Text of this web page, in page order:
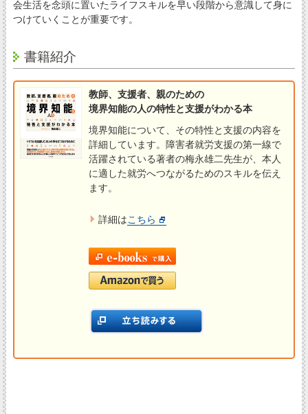
会生活を念頭に置いたライフスキルを早い段階から意識して身に
つけていくことが重要です。
書籍紹介
教師、支援者、親のための
境界知能の人の特性と支援がわかる本
境界知能について、その特性と支援の内容を
詳細しています。障害者就労支援の第一線で
活躍されている著者の梅永雄二先生が、本人
に適した就労へつながるためのスキルを伝え
ます。
詳細はこちら